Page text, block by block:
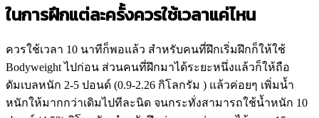
ในการฝึกแต่ละครั้งควรใช้เวลาแค่ไหน
ควรใช้เวลา 10 นาทีก็พอแล้ว สำหรับคนที่ฝึกเริ่มฝึกก็ให้ใช้
Bodyweight ไปก่อน ส่วนคนที่ฝึกมาได้ระยะหนึ่งแล้วก็ให้ถือ
ดัมเบลหนัก 2-5 ปอนด์ (0.9-2.26 กิโลกรัม ) แล้วค่อยๆ เพิ่มน้ำ
หนักให้มากกว่าเดิมไปทีละนิด จนกระทั่งสามารถใช้น้ำหนัก 10